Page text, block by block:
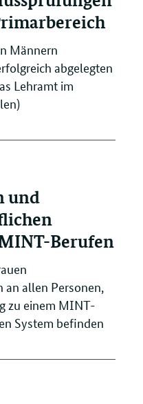
Männern
abgelegten
Lehramt im
und
Berufen
allen Personen,
zu einem MINT-
System befinden